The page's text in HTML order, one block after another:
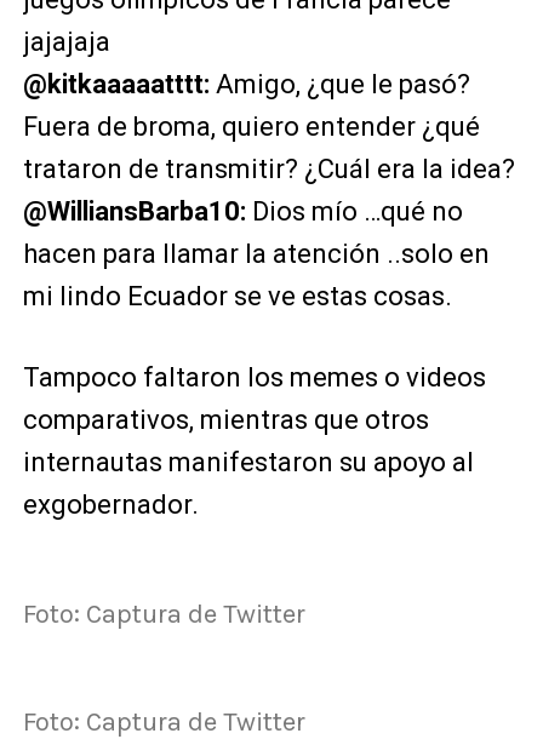
jajajaja
@kitkaaaaatttt: Amigo, ¿que le pasó?
Fuera de broma, quiero entender ¿qué
trataron de transmitir? ¿Cuál era la idea?
@WilliansBarba10: Dios mío …qué no
hacen para llamar la atención ..solo en
mi lindo Ecuador se ve estas cosas.
Tampoco faltaron los memes o videos
comparativos, mientras que otros
internautas manifestaron su apoyo al
exgobernador.
Foto: Captura de Twitter
Foto: Captura de Twitter